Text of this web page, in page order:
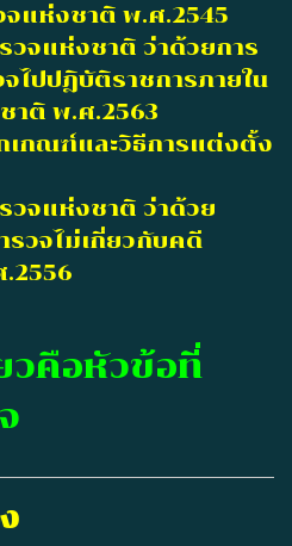
จแห่งชาติ พ.ศ.2545
วจแห่งชาติ ว่าด้วยการ
ไปปฎิบัติราชการภายใน
าติ พ.ศ.2563
เกณฑ์และวิธีการแต่งตั้ง
วจแห่งชาติ ว่าด้วย
รวจไม่เกี่ยวกับคดี
วคือหัวข้อที่